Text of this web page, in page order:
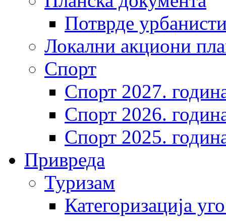
Потврде
Локални акциони
Спорт
Спорт 2027.
Спорт 2026.
Спорт 2025.
Привреда
Туризам
Категоризација